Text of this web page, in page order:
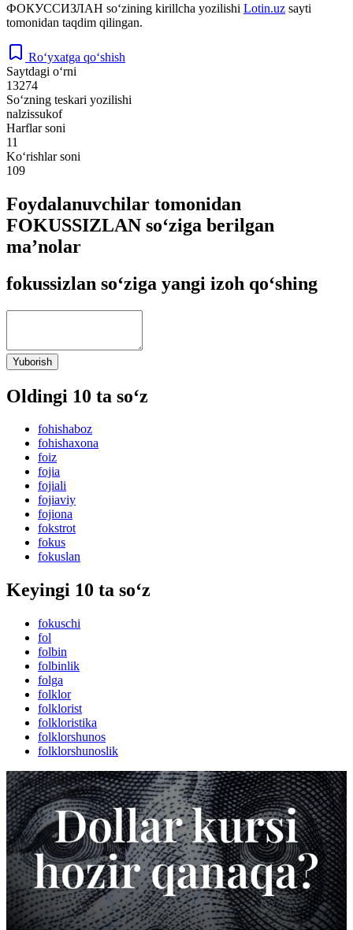
ФОКУССИЗЛАН so‘zining kirillcha yozilishi Lotin.uz sayti
tomonidan taqdim qilingan.
Ro‘yxatga qo‘shish
Saytdagi o‘rni
13274
So‘zning teskari yozilishi
nalzissukof
Harflar soni
11
Ko‘rishlar soni
109
Foydalanuvchilar tomonidan
FOKUSSIZLAN so‘ziga berilgan
ma’nolar
fokussizlan so‘ziga yangi izoh qo‘shing
Yuborish
Oldingi 10 ta so‘z
fohishaboz
fohishaxona
foiz
fojia
fojiali
fojiaviy
fojiona
fokstrot
fokus
fokuslan
Keyingi 10 ta so‘z
fokuschi
fol
folbin
folbinlik
folga
folklor
folklorist
folkloristika
folklorshunos
folklorshunoslik